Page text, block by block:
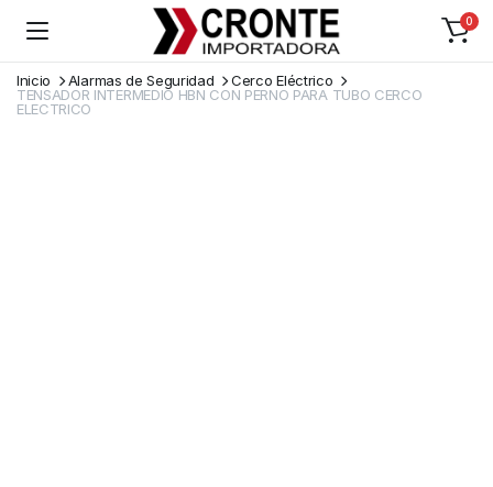
0
Inicio Alarmas de Seguridad
Cerco Eléctrico
TENSADOR INTERMEDIO HBN CON PERNO PARA TUBO CERCO
ELECTRICO